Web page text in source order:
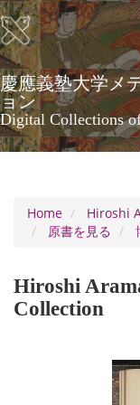
Skip
to
main
content
慶應義塾大学メ
ョン
Digital Collections
Home
Hiroshi
原書を見る
Hiroshi
Collection